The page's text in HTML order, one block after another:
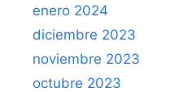
enero 2024
diciembre 2023
noviembre 2023
octubre 2023